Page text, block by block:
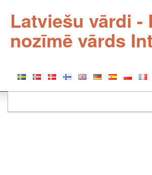
Latviešu vārdi -
nozīmē vārds